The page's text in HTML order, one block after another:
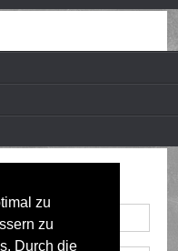
zu
zu
Durch die